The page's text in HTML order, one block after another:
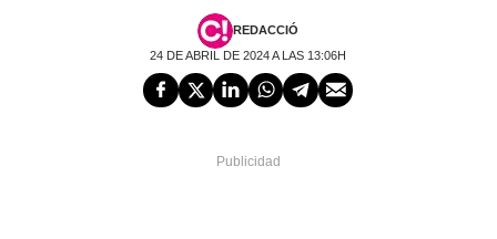
REDACCIÓ
24 DE ABRIL DE 2024 A LAS 13:06H